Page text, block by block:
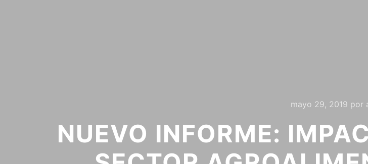
mayo 29, 2019 por
NUEVO INFORME: